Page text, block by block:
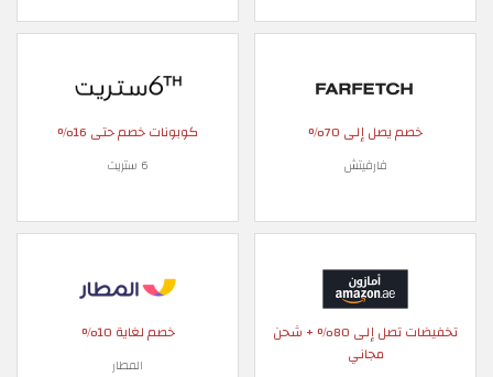
خصم يصل إلى 70%
فارفيتش
كوبونات خصم حتى 16%
6 ستريت
تخفيضات تصل إلى 80% + شحن
مجاني
خصم لغاية 10%
المطار